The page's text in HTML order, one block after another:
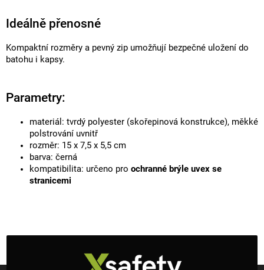
Ideálně přenosné
Kompaktní rozměry a pevný zip umožňují bezpečné uložení do
batohu i kapsy.
Parametry:
materiál: tvrdý polyester (skořepinová konstrukce), měkké
polstrování uvnitř
rozměr: 15 x 7,5 x 5,5 cm
barva: černá
kompatibilita: určeno pro ochranné brýle uvex se
stranicemi